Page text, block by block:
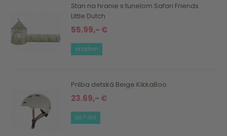
Stan na hranie s tunelom Safari Friends
Little Dutch
55.99,- €
skladom
Prilba detská Beige KikkaBoo
23.69,- €
do 7 dní